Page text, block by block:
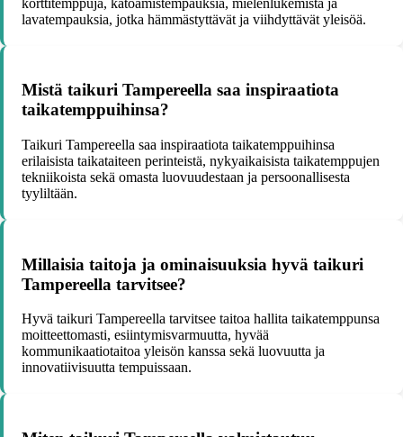
lavatempauksia, jotka hämmästyttävät ja viihdyttävät yleisöä.
Mistä taikuri Tampereella saa inspiraatiota
taikatemppuihinsa?
Taikuri Tampereella saa inspiraatiota taikatemppuihinsa
erilaisista taikataiteen perinteistä, nykyaikaisista taikatemppujen
tekniikoista sekä omasta luovuudestaan ja persoonallisesta
tyyliltään.
Millaisia taitoja ja ominaisuuksia hyvä taikuri
Tampereella tarvitsee?
Hyvä taikuri Tampereella tarvitsee taitoa hallita taikatemppunsa
moitteettomasti, esiintymisvarmuutta, hyvää
kommunikaatiotaitoa yleisön kanssa sekä luovuutta ja
innovatiivisuutta tempuissaan.